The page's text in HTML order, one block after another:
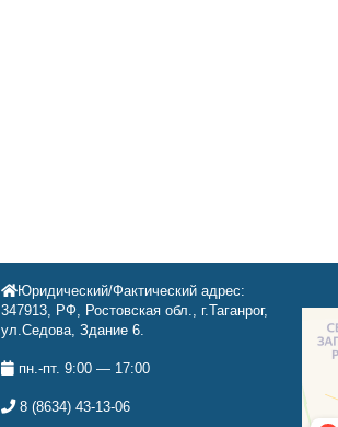
Юридический/Фактический адрес:
347913, РФ, Ростовская обл., г.Таганрог,
ул.Седова, Здание 6.
пн.-пт. 9:00 — 17:00
8 (8634) 43-13-06